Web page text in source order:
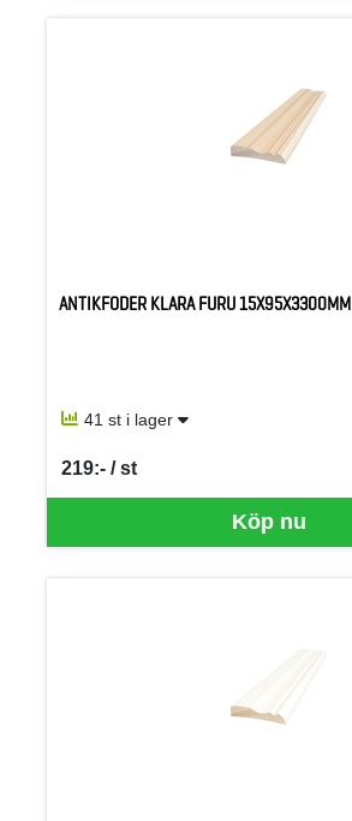
ANTIKFODER KLARA FURU 15X95X3300MM
41 st i lager
Köp nu
219:- / st
SEK per ST